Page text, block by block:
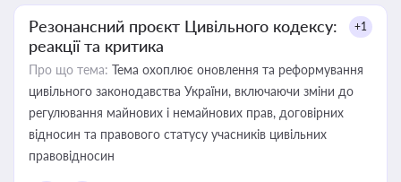
Резонансний проєкт Цивільного кодексу:
реакції та критика
+1
Про що тема: Тема охоплює оновлення та реформування
цивільного законодавства України, включаючи зміни до
регулювання майнових і немайнових прав, договірних
відносин та правового статусу учасників цивільних
правовідносин